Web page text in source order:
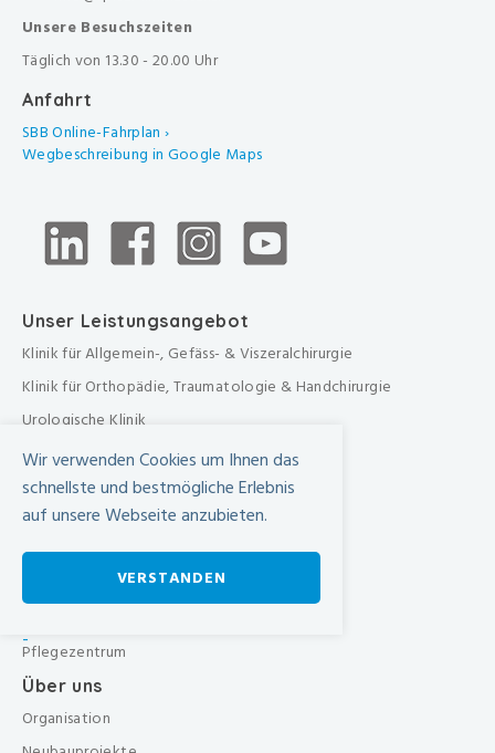
Unsere Besuchszeiten
Täglich von 13.30 - 20.00 Uhr
Anfahrt
SBB Online-Fahrplan ›
Wegbeschreibung in Google Maps
Unser Leistungsangebot
Klinik für Allgemein-, Gefäss- & Viszeralchirurgie
Klinik für Orthopädie, Traumatologie & Handchirurgie
Urologische Klinik
Medizinische Klinik
Frauenklinik
Übergreifende medizinische Bereiche
Übergreifende Bereiche
Beratungen & Dienste
Pflegezentrum
Über uns
Organisation
Wir verwenden Cookies um Ihnen das
schnellste und bestmögliche Erlebnis
auf unsere Webseite anzubieten.
VERSTANDEN
-